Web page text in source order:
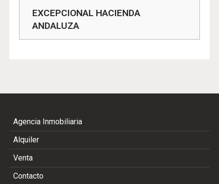
EXCEPCIONAL HACIENDA
ANDALUZA
Agencia Inmobiliaria
Alquiler
Venta
Contacto